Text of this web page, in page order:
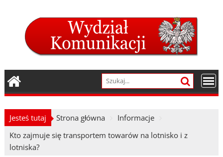
Jesteś tutaj Strona główna
Informacje
Kto zajmuje się transportem towarów na lotnisko i z
lotniska?